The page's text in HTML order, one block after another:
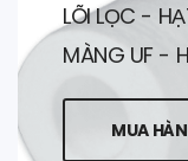
LÕI LỌC -
MÀNG UF -
MUA